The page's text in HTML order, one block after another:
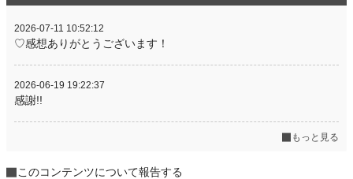
2026-07-11 10:52:12
♡感想ありがとうございます！
2026-06-19 19:22:37
感謝!!
もっと見る
このコンテンツについて報告する